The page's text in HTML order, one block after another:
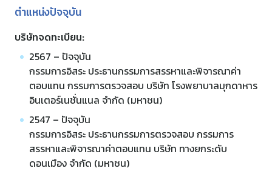
ตำแหน่งปัจจุบัน
บริษัทจดทะเบียน:
2567 – ปัจจุบัน
กรรมการอิสระ ประธานกรรมการสรรหาและพิจารณาค่า
ตอบแทน กรรมการตรวจสอบ บริษัท โรงพยาบาลมุกดาหาร
อินเตอร์เนชั่นแนล จำกัด (มหาชน)
2547 – ปัจจุบัน
กรรมการอิสระ ประธานกรรมการตรวจสอบ กรรมการ
สรรหาและพิจารณาค่าตอบแทน บริษัท ทางยกระดับ
ดอนเมือง จำกัด (มหาชน)